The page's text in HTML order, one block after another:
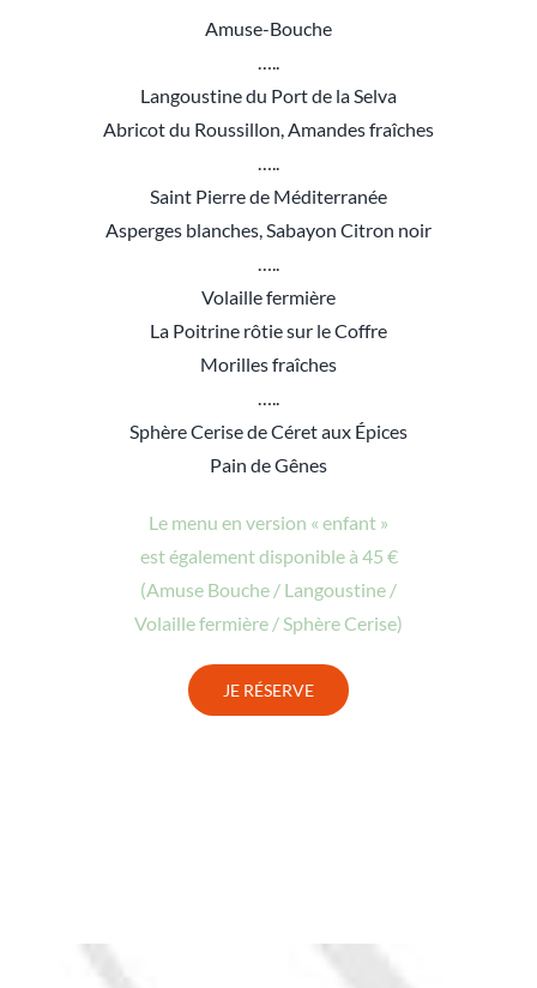
Amuse-Bouche
…..
Langoustine du Port de la Selva
Abricot du Roussillon, Amandes fraîches
…..
Saint Pierre de Méditerranée
Asperges blanches, Sabayon Citron noir
…..
Volaille fermière
La Poitrine rôtie sur le Coffre
Morilles fraîches
…..
Sphère Cerise de Céret aux Épices
Pain de Gênes
Le menu en version « enfant »
est également disponible à 45 €
(Amuse Bouche / Langoustine /
Volaille fermière / Sphère Cerise)
JE RÉSERVE